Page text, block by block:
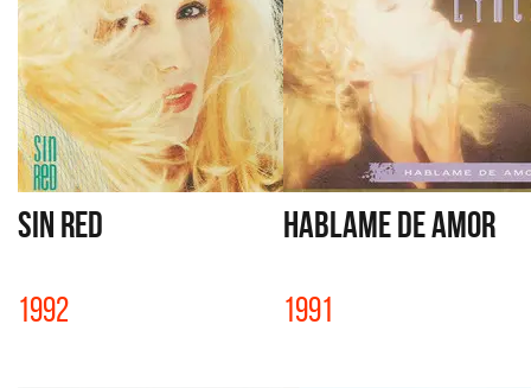
SIN RED
1992
HABLAME DE AMOR
1991